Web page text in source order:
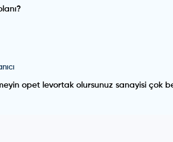
opet levortak olursunuz sanayisi çok